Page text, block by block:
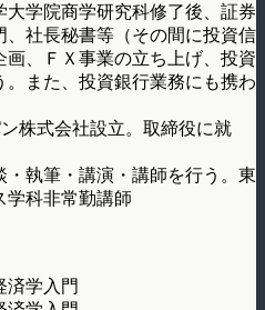
学院商学研究科修了後、証券
社長秘書等（その間に投資信
、ＦＸ事業の立ち上げ、投資
また、投資銀行業務にも携わ
株式会社設立。取締役に就
執筆・講演・講師を行う。東
学科非常勤講師
済学入門